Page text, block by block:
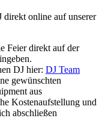
direkt online auf unserer
Feier direkt auf der
DJ hier: DJ Team
gewünschten
aus
Kostenaufstellung und
abschließen